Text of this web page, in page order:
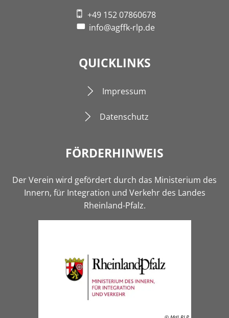
+49 152 07860678
info@agffk-rlp.de
QUICKLINKS
Impressum
Datenschutz
FÖRDERHINWEIS
Der Verein wird gefördert durch das Ministerium des
Innern, für Integration und Verkehr des Landes
Rheinland-Pfalz.